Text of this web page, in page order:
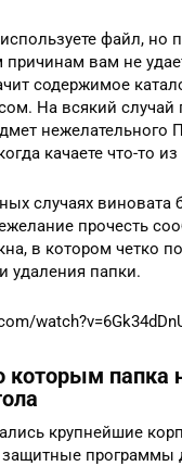
файл, но
вам не
содержимое
На всякий случай
нежелательного
качаете что-то из
случаях виновата
прочесть
в котором четко
удаления папки.
папка
крупнейшие
программы